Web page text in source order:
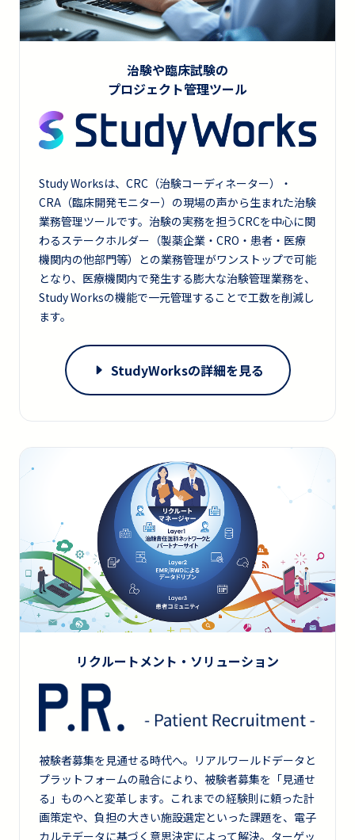
治験や臨床試験の
プロジェクト管理ツール
Study Worksは、CRC（治験コーディネーター）・
CRA（臨床開発モニター）の現場の声から生まれた治験
業務管理ツールです。治験の実務を担うCRCを中心に関
わるステークホルダー（製薬企業・CRO・患者・医療
機関内の他部門等）との業務管理がワンストップで可能
となり、医療機関内で発生する膨大な治験管理業務を、
Study Worksの機能で一元管理することで工数を削減し
ます。
StudyWorksの詳細を見る
リクルートメント・ソリューション
被験者募集を見通せる時代へ。リアルワールドデータと
プラットフォームの融合により、被験者募集を「見通せ
る」ものへと変革します。これまでの経験則に頼った計
画策定や、負担の大きい施設選定といった課題を、電子
カルテデータに基づく意思決定によって解決。ターゲッ